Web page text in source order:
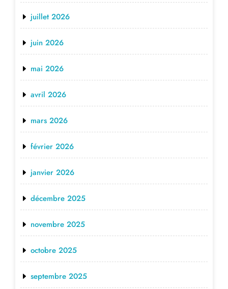
juillet 2026
juin 2026
mai 2026
avril 2026
mars 2026
février 2026
janvier 2026
décembre 2025
novembre 2025
octobre 2025
septembre 2025